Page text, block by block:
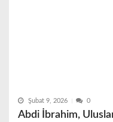
Şubat 9, 2026 0
Abdi İbrahim,